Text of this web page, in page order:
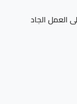
العمل الجاد